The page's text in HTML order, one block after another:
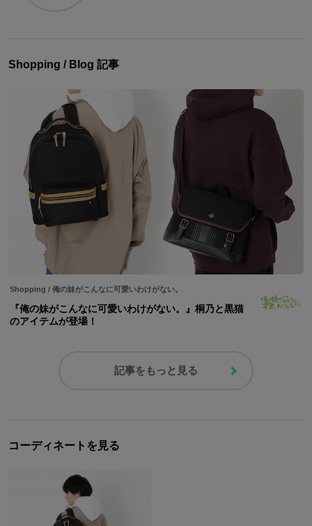
Shopping / Blog 記事
Shopping / 俺の妹がこんなに可愛いわけがない。
『俺の妹がこんなに可愛いわけがない。』桐乃と黒猫
のアイテムが登場！
記事をもっと見る
コーディネートを見る